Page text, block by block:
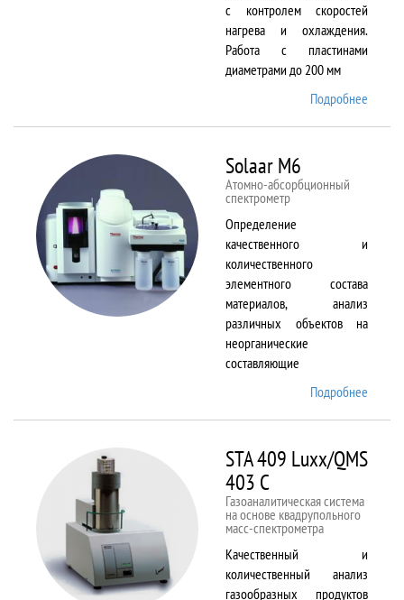
с контролем скоростей
нагрева и охлаждения.
Работа с пластинами
диаметрами до 200 мм
Подробнее
Solaar M6
Атомно-абсорбционный
спектрометр
Определение
качественного и
количественного
элементного состава
материалов, анализ
различных объектов на
неорганические
составляющие
Подробнее
STA 409 Luxx/QMS
403 C
Газоаналитическая система
на основе квадрупольного
масс-спектрометра
Качественный и
количественный анализ
газообразных продуктов